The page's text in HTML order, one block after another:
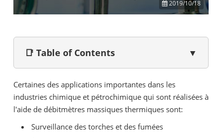
2019/10/18
📑 Table of Contents ▼
Certaines des applications importantes dans les
industries chimique et pétrochimique qui sont réalisées à
l'aide de débitmètres massiques thermiques sont:
Surveillance des torches et des fumées